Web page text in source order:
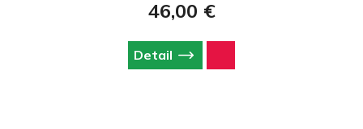
46,00 €
Detail